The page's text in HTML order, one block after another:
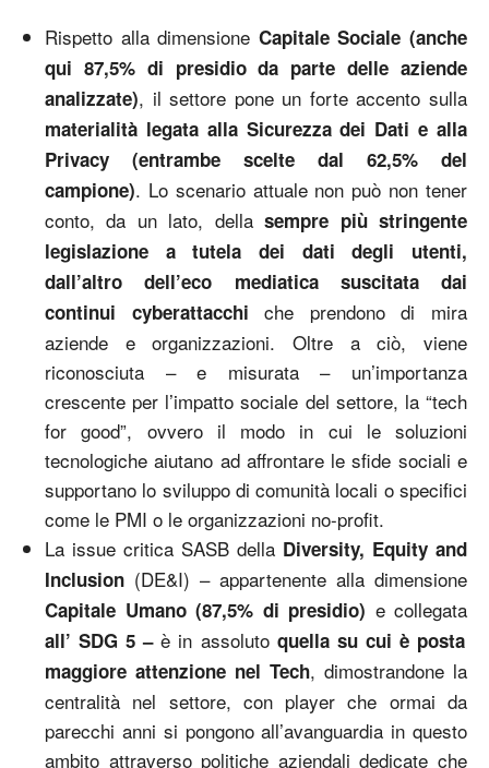
Rispetto alla dimensione Capitale Sociale (anche
qui 87,5% di presidio da parte delle aziende
analizzate), il settore pone un forte accento sulla
materialità legata alla Sicurezza dei Dati e alla
Privacy (entrambe scelte dal 62,5% del
campione). Lo scenario attuale non può non tener
conto, da un lato, dellasempre più stringente
legislazione a tutela dei dati degli utenti,
dall’altro dell’eco mediatica suscitata dai
continui cyberattacchi che prendono di mira
aziende e organizzazioni. Oltre a ciò, viene
riconosciuta – e misurata – un’importanza
crescente per l’impatto sociale del settore, la “tech
for good”, ovvero il modo in cui le soluzioni
tecnologiche aiutano ad affrontare le sfide sociali e
supportano lo sviluppo di comunità locali o specifici
come le PMI o le organizzazioni no-profit.
La issue critica SASB della Diversity, Equity and
Inclusion (DE&I) – appartenente alla dimensione
Capitale Umano (87,5% di presidio) e collegata
all’ SDG 5 –è in assoluto quella su cui è posta
maggiore attenzione nel Tech, dimostrandone la
centralità nel settore, con player che ormai da
parecchi anni si pongono all’avanguardia in questo
ambito attraverso politiche aziendali dedicate che